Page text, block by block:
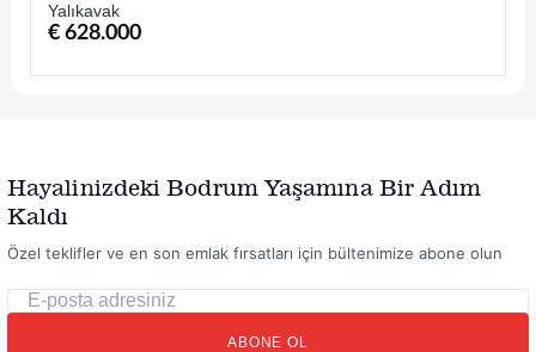
Yalıkavak
€ 628.000
Hayalinizdeki Bodrum Yaşamına Bir Adım
Kaldı
Özel teklifler ve en son emlak fırsatları için bültenimize abone olun
posta
ABONE OL